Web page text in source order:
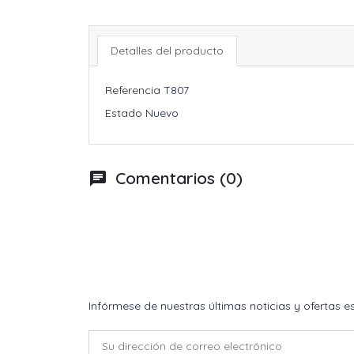
Detalles del producto
Referencia T807
Estado Nuevo
chat Comentarios (0)
Infórmese de nuestras últimas noticias y ofertas